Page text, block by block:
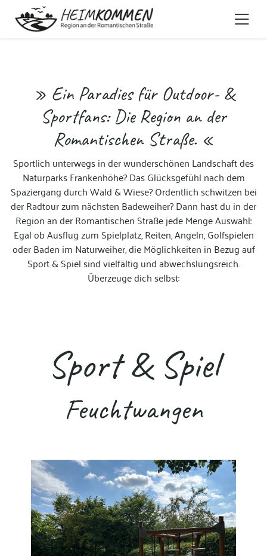
» Ein Paradies für Outdoor- &
Sportfans: Die Region an der
Romantischen Straße. «
Sportlich unterwegs in der wunderschönen Landschaft des
Naturparks Frankenhöhe? Das Glücksgefühl nach dem
Spaziergang durch Wald & Wiese? Ordentlich schwitzen bei
der Radtour zum nächsten Badeweiher? Dann hast du in der
Region an der Romantischen Straße jede Menge Auswahl:
Egal ob Ausflug zum Spielplatz, Reiten, Angeln, Golfspielen
oder Baden im Naturweiher, die Möglichkeiten in Bezug auf
Sport & Spiel sind vielfältig und abwechslungsreich.
Überzeuge dich selbst:
Sport & Spiel
Feuchtwangen